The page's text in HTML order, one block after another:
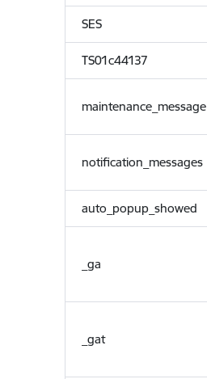
SES
TS01c44137
maintenance_message
notification_messages
auto_popup_showed
_ga
_gat